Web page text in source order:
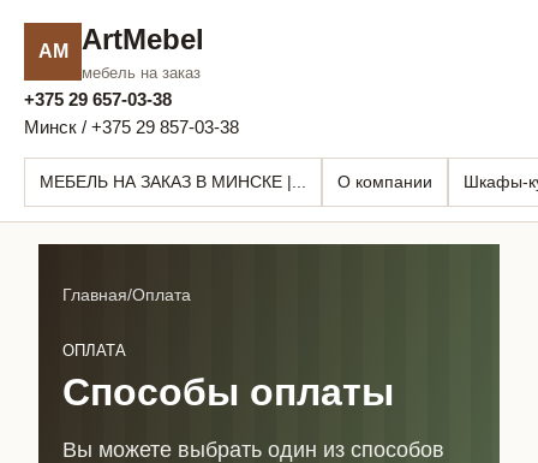
AM ArtMebel
мебель на заказ
+375 29 657-03-38
Минск / +375 29 857-03-38
МЕБЕЛЬ НА ЗАКАЗ В МИНСКЕ |... О компании Шкафы-
Главная/Оплата
ОПЛАТА
Способы оплаты
Вы можете выбрать один из способов